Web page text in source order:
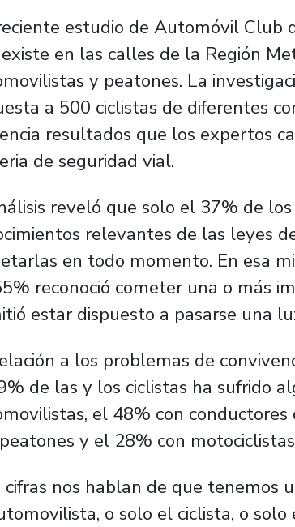
estudio de Automóvil Club
en las calles de la Región
y peatones. La
a 500 ciclistas de diferentes
resultados que los expertos
de seguridad vial.
reveló que solo el 37% de
relevantes de las leyes
en todo momento. En esa
reconoció cometer una o más
estar dispuesto a pasarse una
a los problemas de
de las y los ciclistas ha sufrido
el 48% con
y el 28% con
cifras nos hablan de que tenemos
o solo el ciclista, o